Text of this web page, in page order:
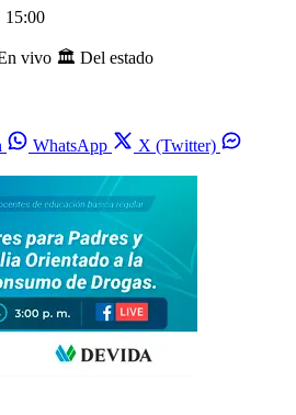
15:00
vivo 🏛️ Del estado
WhatsApp
X (Twitter)